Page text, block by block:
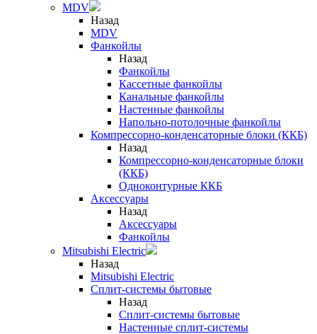
MDV
Назад
MDV
Фанкойлы
Назад
Фанкойлы
Кассетные фанкойлы
Канальные фанкойлы
Настенные фанкойлы
Напольно-потолочные фанкойлы
Компрессорно-конденсаторные блоки (ККБ)
Назад
Компрессорно-конденсаторные блоки
(ККБ)
Одноконтурные ККБ
Аксессуары
Назад
Аксессуары
Фанкойлы
Mitsubishi Electric
Назад
Mitsubishi Electric
Сплит-системы бытовые
Назад
Сплит-системы бытовые
Настенные сплит-системы